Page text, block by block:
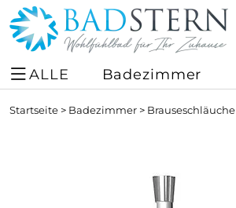
ALLE Badezimmer
Startseite > Badezimmer > Brauseschläuche